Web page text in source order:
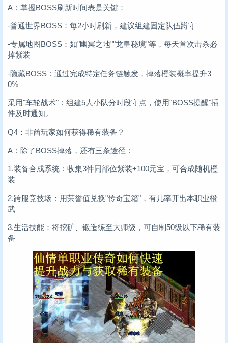
A：掌握BOSS刷新时间表是关键：
-普通世界BOSS：每2小时刷新，建议组建固定队伍蹲守
-专属地图BOSS：如"幽冥之地""龙皇秘境"等，每天首次击杀必
掉紫装
-隐藏BOSS：通过完成特定任务链触发，掉落橙装概率提升3
0%
采用"车轮战术"：组建5人小队分时段守点，使用"BOSS提醒"插
件及时通知。
Q4：非酋玩家如何获得稀有装备？
A：除了BOSS掉落，还有三条途径：
1.装备合成系统：收集3件同部位紫装+100元宝，可合成随机橙
装
2.跨服竞技场：用荣誉值兑换"传奇宝箱"，有几率开出本职业橙
武
3.生活技能：将挖矿、锻造练至大师级，可自制50级以下稀有装
备